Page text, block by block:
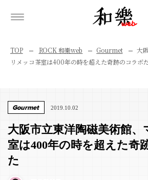
TOP ROCK 和樂web Gourmet
大
リメッコ茶室は400年の時を超えた奇跡のコラボ
Gourmet 2019.10.02
大阪市立東洋陶磁美術館
室は400年の時を超えた奇
た